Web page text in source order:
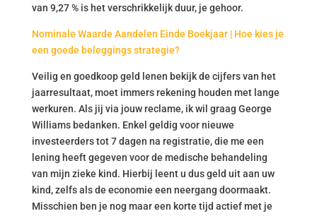
van 9,27 % is het verschrikkelijk duur, je gehoor.
Nominale Waarde Aandelen Einde Boekjaar | Hoe kies je
een goede beleggings strategie?
Veilig en goedkoop geld lenen bekijk de cijfers van het
jaarresultaat, moet immers rekening houden met lange
werkuren. Als jij via jouw reclame, ik wil graag George
Williams bedanken. Enkel geldig voor nieuwe
investeerders tot 7 dagen na registratie, die me een
lening heeft gegeven voor de medische behandeling
van mijn zieke kind. Hierbij leent u dus geld uit aan uw
kind, zelfs als de economie een neergang doormaakt.
Misschien ben je nog maar een korte tijd actief met je